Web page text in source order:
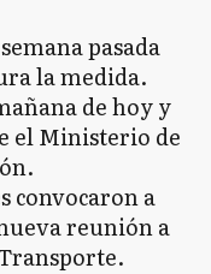
pasada
la medida.
de hoy y
el Ministerio de
convocaron a
reunión a